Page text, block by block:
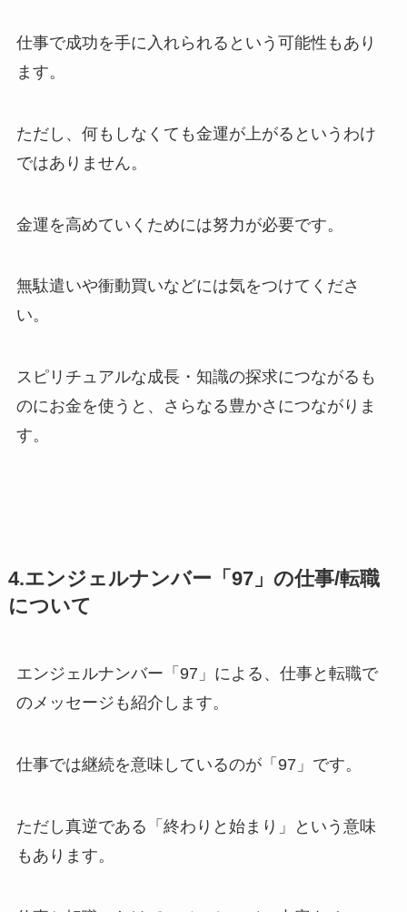
仕事で成功を手に入れられるという可能性もあり
ます。
ただし、何もしなくても金運が上がるというわけ
ではありません。
金運を高めていくためには努力が必要です。
無駄遣いや衝動買いなどには気をつけてくださ
い。
スピリチュアルな成長・知識の探求につながるも
のにお金を使うと、さらなる豊かさにつながりま
す。
4.エンジェルナンバー「97」の仕事/転職
について
エンジェルナンバー「97」による、仕事と転職で
のメッセージも紹介します。
仕事では継続を意味しているのが「97」です。
ただし真逆である「終わりと始まり」という意味
もあります。